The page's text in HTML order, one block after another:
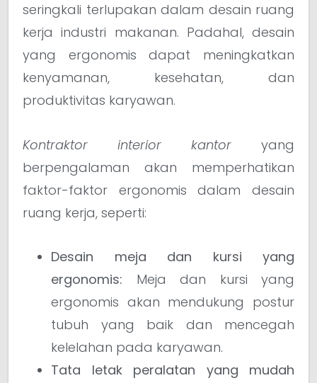
seringkali terlupakan dalam desain ruang
kerja industri makanan. Padahal, desain
yang ergonomis dapat meningkatkan
kenyamanan, kesehatan, dan
produktivitas karyawan.
Kontraktor interior kantor yang
berpengalaman akan memperhatikan
faktor-faktor ergonomis dalam desain
ruang kerja, seperti:
Desain meja dan kursi yang
ergonomis: Meja dan kursi yang
ergonomis akan mendukung postur
tubuh yang baik dan mencegah
kelelahan pada karyawan.
Tata letak peralatan yang mudah